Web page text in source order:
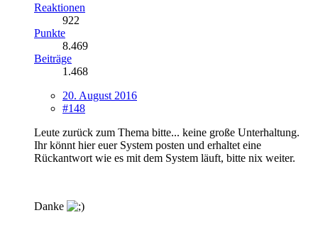
Reaktionen
922
Punkte
8.469
Beiträge
1.468
20. August 2016
#148
Leute zurück zum Thema bitte... keine große Unterhaltung.
Ihr könnt hier euer System posten und erhaltet eine
Rückantwort wie es mit dem System läuft, bitte nix weiter.
Danke